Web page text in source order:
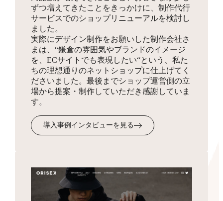
HTMLサイトマップ作成
3,300円
ショップの全体像となりSEO対策にも有効なサイトマッ
プを、フリーページを使って作成します。
受注・入金・発送メール
テンプレ作成
3,300円
お客様へ送付するメール文面のフォーマットを作成・設
同梱物
お見積り
商品を発送する際に同梱する制作物をデザインします。
ずつ増えてきたことをきっかけに、制作代行
サービスでのショップリニューアルを検討し
ました。
実際にデザイン制作をお願いした制作会社さ
まは、“鎌倉の雰囲気やブランドのイメージ
を、ECサイトでも表現したい“という、私た
ちの理想通りのネットショップに仕上げてく
ださいました。最後までショップ運営側の立
場から提案・制作していただき感謝していま
す。
導入事例インタビューを見る